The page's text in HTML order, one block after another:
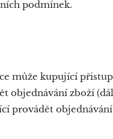
podmínek.
může kupující
zboží
provádět